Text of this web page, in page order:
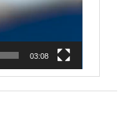
03:08